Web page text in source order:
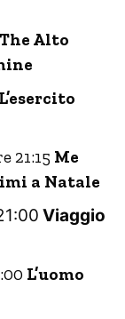
The Alto
L’esercito
21:15 Me
a Natale
Viaggio
L’uomo